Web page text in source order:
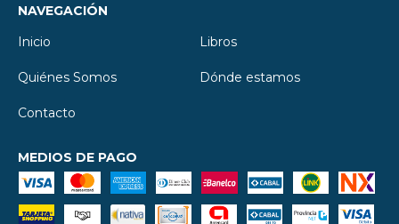
NAVEGACIÓN
Inicio
Libros
Quiénes Somos Dónde estamos
Contacto
MEDIOS DE PAGO